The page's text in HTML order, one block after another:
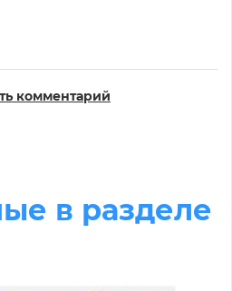
комментарий
в разделе